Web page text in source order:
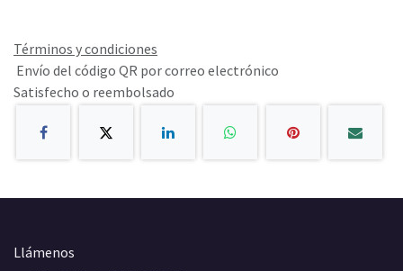
Términos y condiciones
Envío del código QR por correo electrónico
Satisfecho o reembolsado
Llámenos